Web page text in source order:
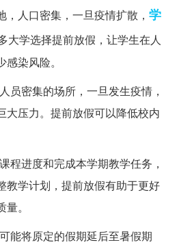
人口密集，一旦疫情扩散， 学
大学选择提前放假，让学生在人
染风险。
员密集的场所，一旦发生疫情，
大压力。提前放假可以降低校内
程进度和完成本学期教学任务，
教学计划，提前放假有助于更好
。
能将原定的假期延后至暑假期